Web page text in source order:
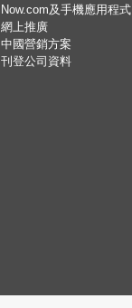
Now.com及手機應用程式
網上推廣
中國營銷方案
刊登公司資料